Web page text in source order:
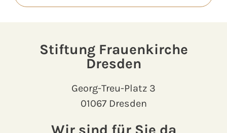
Stiftung Frauenkirche
Dresden
Georg-Treu-Platz 3
01067 Dresden
Wir sind für Sie da